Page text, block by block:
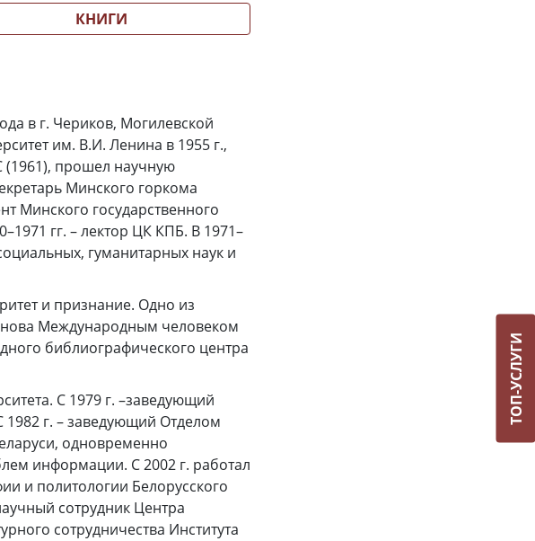
КНИГИ
в г. Чериков, Могилевской
им. В.И. Ленина в 1955 г.,
прошел научную
Минского горкома
Минского государственного
гг. – лектор ЦК КПБ. В 1971–
гуманитарных наук и
и признание. Одно из
Международным человеком
библиографического центра
С 1979 г. –заведующий
г. – заведующий Отделом
одновременно
информации. С 2002 г. работал
и политологии Белорусского
сотрудник Центра
сотрудничества Института
ТОП-УСЛУГИ